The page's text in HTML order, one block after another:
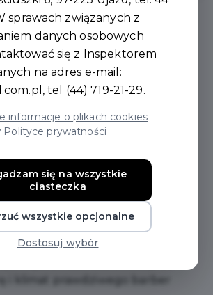
zaangażowaniem.
salonu barberskiego w
🇹🇳 oferuje:
męskie
i stylizację brody
fryzury do stylu
i dbałość o każdy detal
i klimat prawdziwego barber
sprawach związanych z
danych osobowych
się z Inspektorem
na adres e-mail:
, tel (44) 719-21-29.
informacje o plikach cookies
Polityce prywatności
się na wszystkie
ciasteczka
wszystkie opcjonalne
Dostosuj wybór